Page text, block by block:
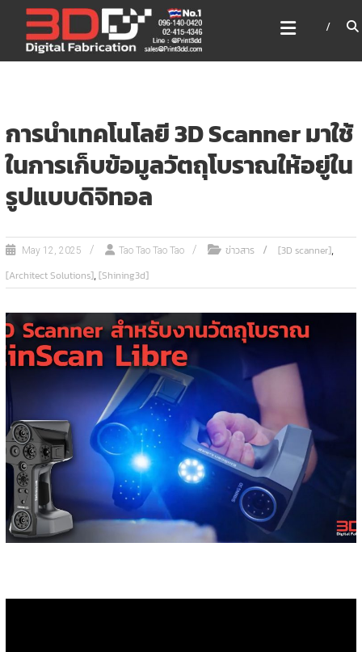
content
3DD DIGITAL FABRICATION
เครื่องพิมพ์3มิติ สแกนเนอร์
เลเซอร์
การนำเทคโนโลยี 3D Scanner มาใช้
ในการเก็บข้อมูลวัตถุโบราณให้อยู่ใน
รูปแบบดิจิทอล
May 12, 2025 Tao Tao Tao Tao ข่าวสาร [3D scanner],
[Architect Solutions],[Shining3d]